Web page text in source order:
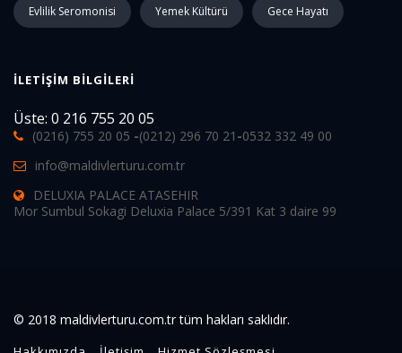
Evlilik Seromonisi Yemek Kültürü Gece Hayatı
İLETIŞIM BILGILERI
Üste: 0 216 755 20 05
(0216) 755 20 05 -(0212) 296 70 21 -0532 332 49 00
info@maldivlerturu.com.tr
DELUXIA PALACE ATASEHIR
Mor Sumbul Sokagi Deluxia Palace 5/391 Kat 3 daire 99
© 2018 maldivlerturu.com.tr tüm hakları saklıdır.